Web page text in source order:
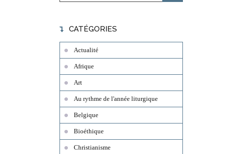
CATÉGORIES
Actualité
Afrique
Art
Au rythme de l'année liturgique
Belgique
Bioéthique
Christianisme